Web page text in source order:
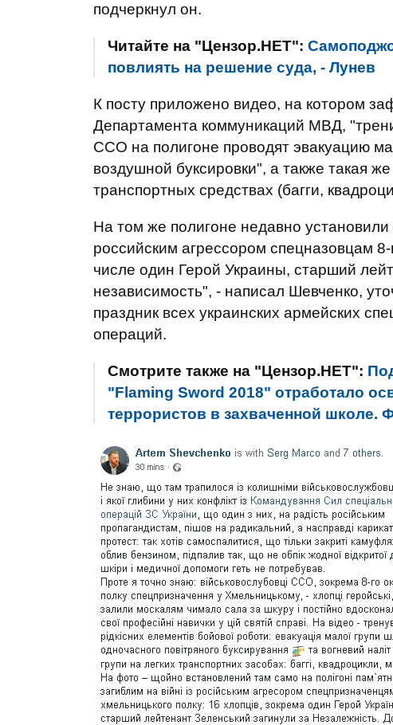
подчеркнул он.
Читайте на "Цензор.НЕТ":
повлиять на решение суда, - Лунев
К посту приложено видео, на котором
Департамента коммуникаций МВД,
ССО на полигоне проводят эвакуацию
воздушной буксировки", а также такая
транспортных средствах (багги,
На том же полигоне недавно
российским агрессором спецназовцам
числе один Герой Украины, старший
независимость", - написал Шевченко,
праздник всех украинских армейских
операций.
Смотрите также на "Цензор.НЕТ":
"Flaming Sword 2018" отработало
террористов в захваченной школе.